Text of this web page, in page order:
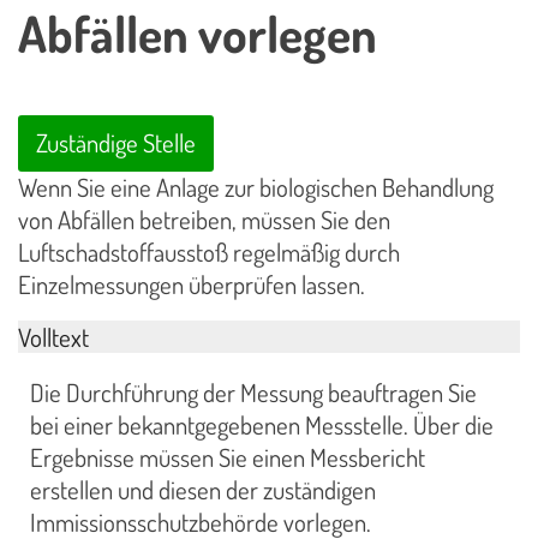
Abfällen vorlegen
Zuständige Stelle
Wenn Sie eine Anlage zur biologischen Behandlung
von Abfällen betreiben, müssen Sie den
Luftschadstoffausstoß regelmäßig durch
Einzelmessungen überprüfen lassen.
Volltext
Die Durchführung der Messung beauftragen Sie
bei einer bekanntgegebenen Messstelle. Über die
Ergebnisse müssen Sie einen Messbericht
erstellen und diesen der zuständigen
Immissionsschutzbehörde vorlegen.